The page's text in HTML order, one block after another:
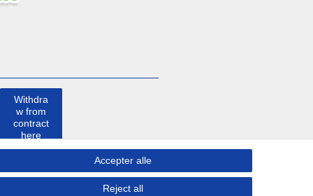
Accepter alle
Reject all
Withdra
w from
contract
here